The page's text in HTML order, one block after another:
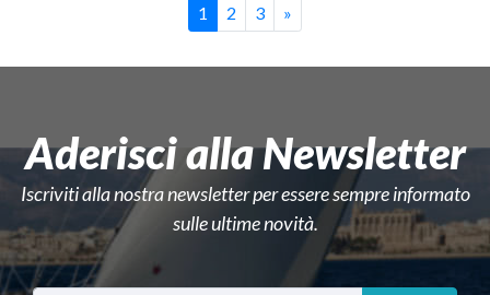
1 2 3 »
Aderisci alla Newsletter
Iscriviti alla nostra newsletter per essere sempre informato
sulle ultime novità.